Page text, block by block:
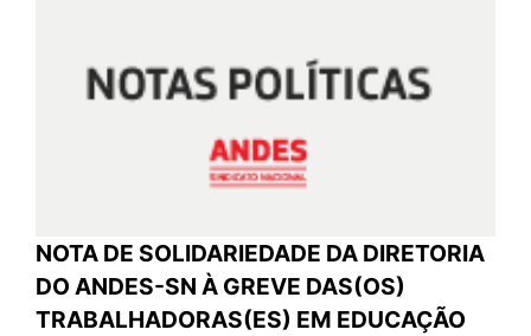
NOTA DE SOLIDARIEDADE DA DIRETORIA
DO ANDES-SN À GREVE DAS(OS)
TRABALHADORAS(ES) EM EDUCAÇÃO